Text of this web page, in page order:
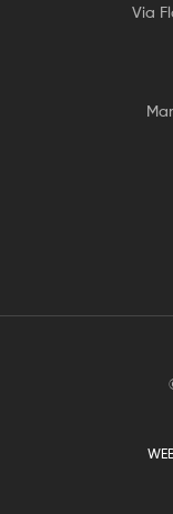
Via